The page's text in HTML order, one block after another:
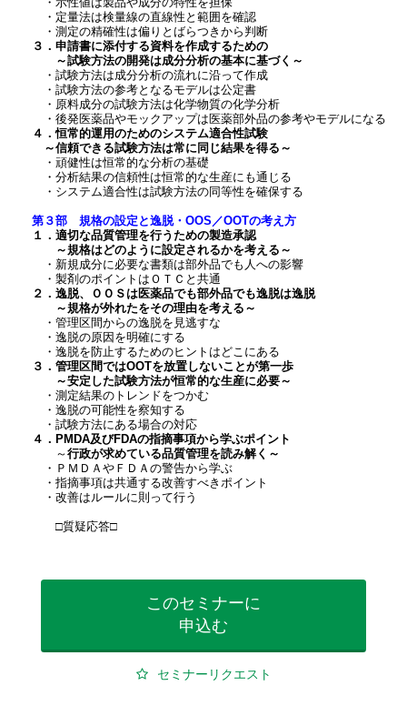
・定量法は検量線の直線性と範囲を確認
・測定の精確性は偏りとばらつきから判断
３．申請書に添付する資料を作成するための
～試験方法の開発は成分分析の基本に基づく～
・試験方法は成分分析の流れに沿って作成
・試験方法の参考となるモデルは公定書
・原料成分の試験方法は化学物質の化学分析
・後発医薬品やモックアップは医薬部外品の参考やモデルになる
４．恒常的運用のためのシステム適合性試験
～信頼できる試験方法は常に同じ結果を得る～
・頑健性は恒常的な分析の基礎
・分析結果の信頼性は恒常的な生産にも通じる
・システム適合性は試験方法の同等性を確保する
第３部 規格の設定と逸脱・OOS／OOTの考え方
１．適切な品質管理を行うための製造承認
～規格はどのように設定されるかを考える～
・新規成分に必要な書類は部外品でも人への影響
・製剤のポイントはＯＴＣと共通
２．逸脱、ＯＯＳは医薬品でも部外品でも逸脱は逸脱
～規格が外れたをその理由を考える～
・管理区間からの逸脱を見逃すな
・逸脱の原因を明確にする
・逸脱を防止するためのヒントはどこにある
３．管理区間ではOOTを放置しないことが第一歩
～安定した試験方法が恒常的な生産に必要～
・測定結果のトレンドをつかむ
・逸脱の可能性を察知する
・試験方法にある場合の対応
４．PMDA及びFDAの指摘事項から学ぶポイント
～行政が求めている品質管理を読み解く～
・ＰＭＤＡやＦＤＡの警告から学ぶ
・指摘事項は共通する改善すべきポイント
・改善はルールに則って行う
□質疑応答□
このセミナーに
申込む
セミナーリクエスト